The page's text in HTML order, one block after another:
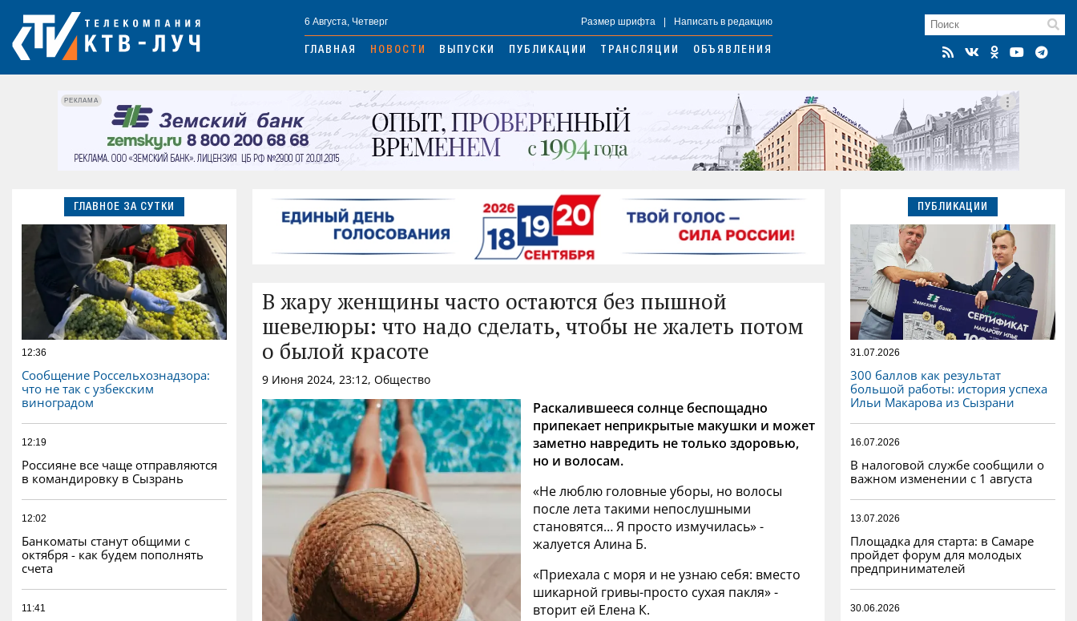
6 Августа, Четверг Размер шрифта Написать в редакцию
ГЛАВНАЯ НОВОСТИ ВЫПУСКИ ПУБЛИКАЦИИ ТРАНСЛЯЦИИ ОБЪЯВЛЕНИЯ
РЕКЛАМА
ГЛАВНОЕ ЗА СУТКИ
12:36
Сообщение Россельхознадзора:
что не так с узбекским
виноградом
12:19
Россияне все чаще отправляются
в командировку в Сызрань
12:02
Банкоматы станут общими с
октября - как будем пополнять
счета
11:41
В жару женщины часто остаются без пышной
шевелюры: что надо сделать, чтобы не жалеть потом
о былой красоте
9 Июня 2024, 23:12, Общество
Раскалившееся солнце беспощадно
припекает неприкрытые макушки и может
заметно навредить не только здоровью,
но и волосам.
«Не люблю головные уборы, но волосы
после лета такими непослушными
становятся… Я просто измучилась» -
жалуется Алина Б.
«Приехала с моря и не узнаю себя: вместо
шикарной гривы-просто сухая пакля» -
вторит ей Елена К.
ПУБЛИКАЦИИ
31.07.2026
300 баллов как результат
большой работы: история успеха
Ильи Макарова из Сызрани
16.07.2026
В налоговой службе сообщили о
важном изменении с 1 августа
13.07.2026
Площадка для старта: в Самаре
пройдет форум для молодых
предпринимателей
30.06.2026